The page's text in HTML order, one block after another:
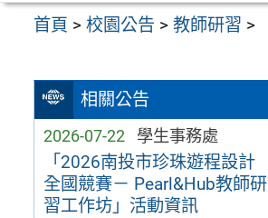
首頁 >校園公告 >教師研習 >
相關公告
2026-07-22 學生事務處
「2026南投市珍珠遊程設計
全國競賽－ Pearl&Hub教師研
習工作坊」活動資訊